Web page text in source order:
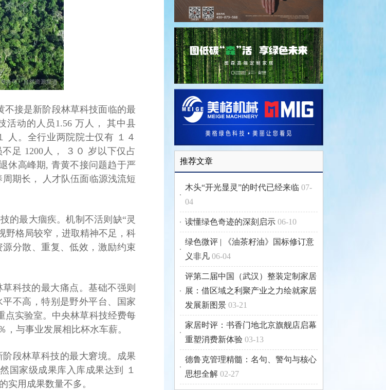
不接是新阶段林草科技面临的最
活动的人员1.56 万人， 其中县
人。全行业两院院士仅有 １４
足 1200人， ３０ 岁以下仅占
休高峰期, 青黄不接问题趋于严
期长， 人才队伍面临源浅流短
的最大痼疾。机制不活则缺“灵
野格局较窄，进取精神不足，科
分散、重复、低效，激励约束
科技的最大痛点。基础不强则
不高，特别是野外平台、国家
点实验室。中央林草科技经费每
与事业发展相比杯水车薪。
段林草科技的最大窘境。成果
国家级成果库入库成果达到 １
实用成果数量不多。
推荐文章
木头“开光显灵”的时代已经来临 07-
04
读懂绿色奇迹的深刻启示 06-10
绿色微评 | 《油茶籽油》国标修订意
义非凡 06-04
评第二届中国（武汉）整装定制家居
展：借区域之利聚产业之力绘就家居
发展新图景 03-21
家居时评：书香门地北京旗舰店启幕
重塑消费新体验 03-13
德鲁克管理精髓：名句、警句与核心
思想全解 02-27